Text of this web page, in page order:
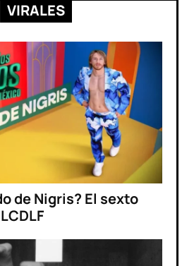
VIRALES
de Nigris? El sexto